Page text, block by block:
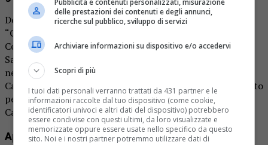
Domenica 29 giugno 2025, l’associazione culturale
“Garnerius”, con il patrocinio del Comune di Castelletto
Cervo, organizza un concorso di pittura estemporanea.
Sarà in memoria di Piercarlo Ferrero. L’evento si svolgerà
nella splendida cornice del Monastero cluniacense di
Castelletto Cervo. Evento dalle 11 alle 16:30. Il tema scelto
per questa prima edizione è “Il Monastero cluniacense di
Castelletto Cervo: arte, storia e natura”.
Aperto a tutti
Pubblicità e contenuti personalizzati, misurazione
delle prestazioni dei contenuti e degli annunci,
ricerche sul pubblico, sviluppo di servizi
Archiviare informazioni su dispositivo e/o accedervi
Scopri di più
I tuoi dati personali verranno trattati da 431 partner e le
informazioni raccolte dal tuo dispositivo (come cookie,
identificatori univoci e altri dati del dispositivo) potrebbero
essere condivise con questi ultimi, da loro visualizzate e
memorizzate oppure essere usate nello specifico da questo
sito. Noi e i nostri partner potremmo utilizzare dati di